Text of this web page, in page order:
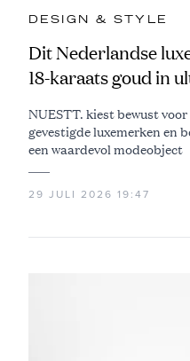
DESIGN & STYLE
Dit Nederlandse
18-karaats goud in
NUESTT. kiest bewust
gevestigde luxemerken en
een waardevol modeobject
29 JULI 2026 19:47